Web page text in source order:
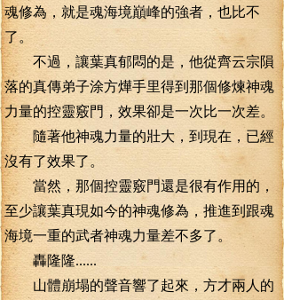
魂修為，就是魂海境巔峰的強者，也比不
了。
不過，讓葉真郁悶的是，他從齊云宗隕
落的真傳弟子涂方燁手里得到那個修煉神魂
力量的控靈竅門，效果卻是一次比一次差。
隨著他神魂力量的壯大，到現在，已經
沒有了效果了。
當然，那個控靈竅門還是很有作用的，
至少讓葉真現如今的神魂修為，推進到跟魂
海境一重的武者神魂力量差不多了。
轟隆隆......
山體崩塌的聲音響了起來，方才兩人的